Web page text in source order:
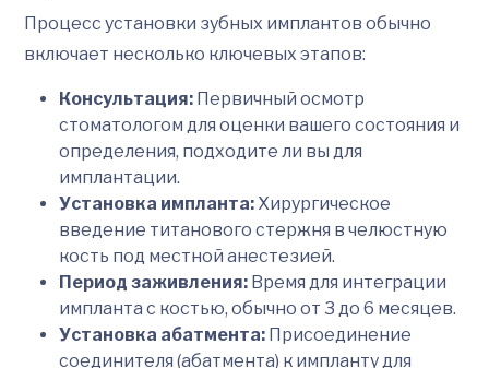
Процесс установки зубных имплантов обычно
включает несколько ключевых этапов:
Консультация: Первичный осмотр
стоматологом для оценки вашего состояния и
определения, подходите ли вы для
имплантации.
Установка импланта: Хирургическое
введение титанового стержня в челюстную
кость под местной анестезией.
Период заживления: Время для интеграции
импланта с костью, обычно от 3 до 6 месяцев.
Установка абатмента: Присоединение
соединителя (абатмента) к импланту для